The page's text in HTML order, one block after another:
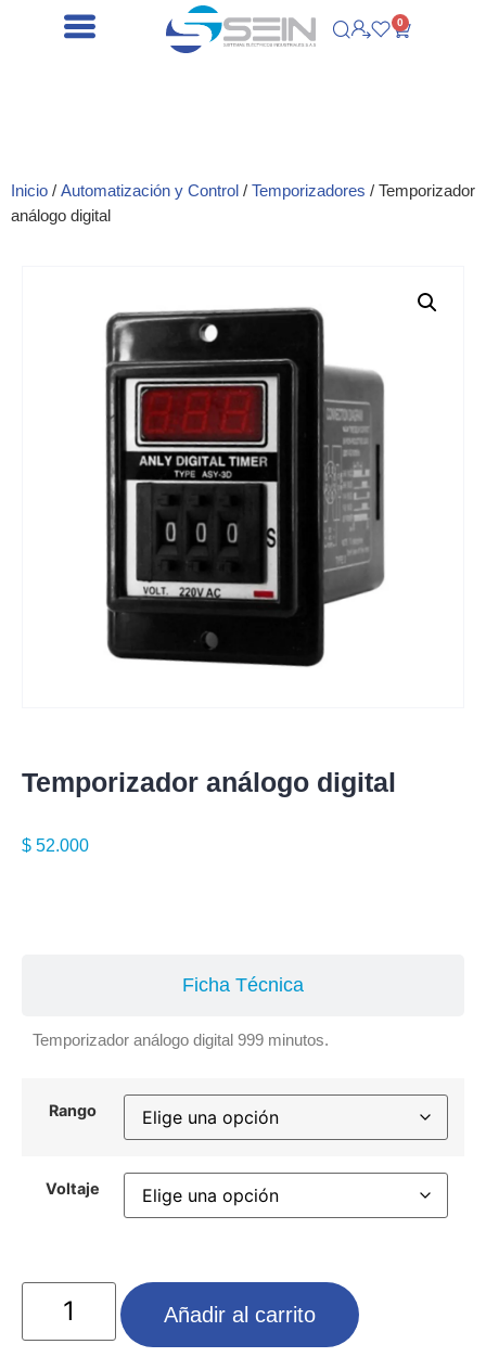
0
Inicio / Automatización y Control / Temporizadores / Temporizador
análogo digital
Temporizador análogo digital
$ 52.000
Ficha Técnica
Temporizador análogo digital 999 minutos.
Rango
Voltaje
Añadir al carrito